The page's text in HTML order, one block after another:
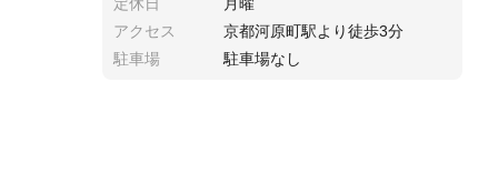
定休日
月曜
アクセス
京都河原町駅より徒歩3分
駐車場
駐車場なし